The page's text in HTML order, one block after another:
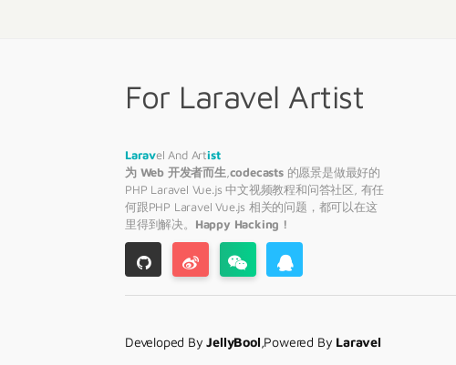
For Laravel Artist
Laravel And Artist
为 Web 开发者而生 codecasts的愿景是做最好的
PHP Laravel Vue.js 中文视频教程和问答社区, 有任
何跟PHP LaravelVue.js 相关的问题，都可以在这
里得到解决。 Happy Hacking !
Developed ByJellyBool,Powered By Laravel